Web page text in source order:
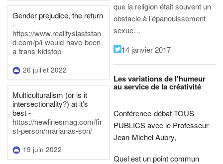
Gender prejudice, the return
-
https://www.realityslaststan
d.com/p/i-would-have-been-
a-trans-kidstop
26 juillet 2022
Multiculturalism (or is it
intersectionality?) at it’s
best -
https://newlinesmag.com/fir
st-person/marianas-son/
19 juin 2022
que la religion était souvent un
obstacle à l’épanouissement
sexue…
14 janvier 2017
Les variations de l'humeur
au service de la créativité
Conférence-débat TOUS
PUBLICS avec le Professeur
Jean-Michel Aubry,
Quel est un point commun